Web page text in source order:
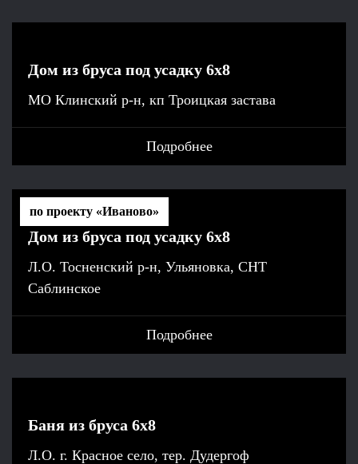
Дом из бруса под усадку 6x8
МО Клинский р-н, кп Троицкая застава
Подробнее
Дом из бруса под усадку 6x8
Л.О. Тосненский р-н, Ульяновка, СНТ
Саблинское
Подробнее
по проекту «Иваново»
Баня из бруса 6x8
Л.О. г. Красное село, тер. Дудергоф